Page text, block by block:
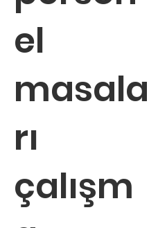
el
masala
rı
çalışm